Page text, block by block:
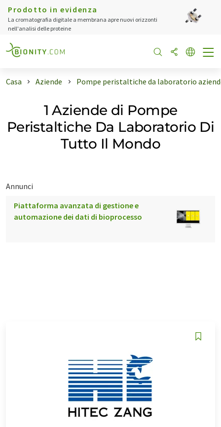
Prodotto in evidenza
La cromatografia digitale a membrana apre nuovi orizzonti
nell'analisi delle proteine
Casa Aziende Pompe peristaltiche da laboratorio
1 Aziende di Pompe
Peristaltiche Da Laboratorio Di
Tutto Il Mondo
Annunci
Piattaforma avanzata di gestione e
automazione dei dati di bioprocesso